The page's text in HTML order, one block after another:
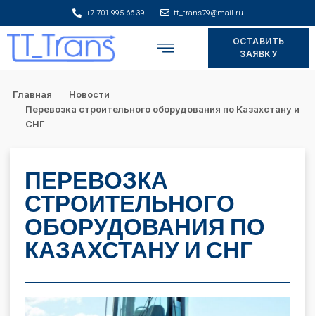
+7 701 995 66 39 tt_trans79@mail.ru
ОСТАВИТЬ
ЗАЯВКУ
Главная
Новости
Перевозка строительного оборудования по Казахстану и
СНГ
ПЕРЕВОЗКА
СТРОИТЕЛЬНОГО
ОБОРУДОВАНИЯ ПО
КАЗАХСТАНУ И СНГ